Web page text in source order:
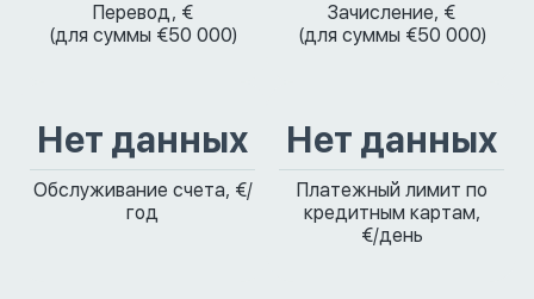
Перевод, €
(для суммы €50 000)
Зачисление, €
(для суммы €50 000)
Нет данных
Обслуживание счета, €/
год
Нет данных
Платежный лимит по
кредитным картам,
€/день